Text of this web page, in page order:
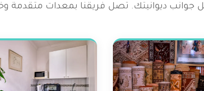
ديوانيتك. تصل فريقنا بمعدات متقدمة